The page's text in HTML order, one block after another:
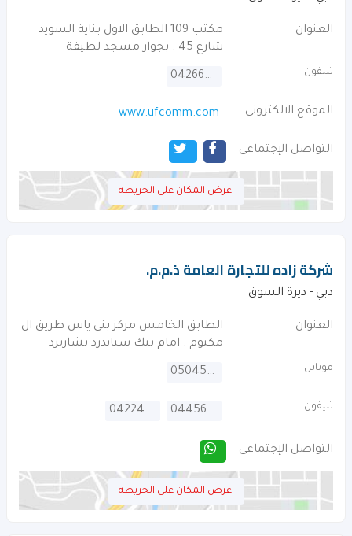
العنوان
مكتب 109 الطابق الاول بناية السويد
شارع 45 . بجوار مسجد لطيفة
تليفون 042668861
الموقع الالكترونى www.ufcomm.com
التواصل الإجتماعى
اعرض المكان على الخريطه
شركة زاده للتجارة العامة ذ.م.م.
دبي - ديرة السوق
العنوان
الطابق الخامس مركز بنى ياس طريق ال
مكتوم . امام بنك ستاندرد تشارترد
موبايل 0504567273
تليفون 044567273
042248028
التواصل الإجتماعى
اعرض المكان على الخريطه